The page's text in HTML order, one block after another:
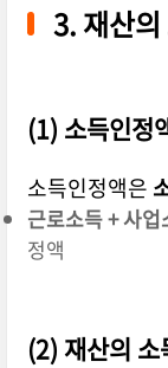
3. 재산
(1) 소득인정
소득인정액은
근로소득 + 사
정액
(2) 재산의 소